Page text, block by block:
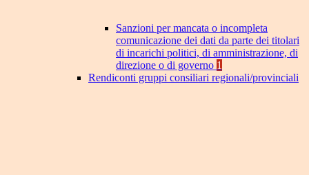
Sanzioni per mancata o incompleta
comunicazione dei dati da parte dei titolari
di incarichi politici, di amministrazione, di
direzione o di governo 1
Rendiconti gruppi consiliari regionali/provinciali